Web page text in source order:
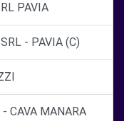
PAVIA
- PAVIA (C)
CAVA MANARA